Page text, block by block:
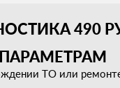
490
ТО или